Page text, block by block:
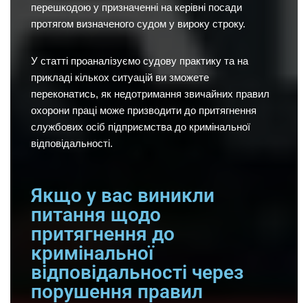
перешкодою у призначенні на керівні посади
протягом визначеного судом у вироку строку.
У статті проаналізуємо судову практику та на
прикладі кількох ситуацій ви зможете
переконатись, як недотримання звичайних правил
охорони праці може призводити до притягнення
службових осіб підприємства до кримінальної
відповідальності.
Якщо у вас виникли
питання щодо
притягнення до
кримінальної
відповідальності через
порушення правил